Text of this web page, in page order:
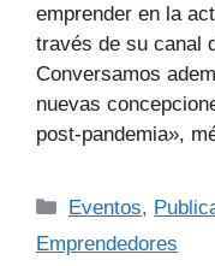
emprender en la
través de su canal
Conversamos
nuevas
post-pandemia»,
Eventos,
Emprendedores